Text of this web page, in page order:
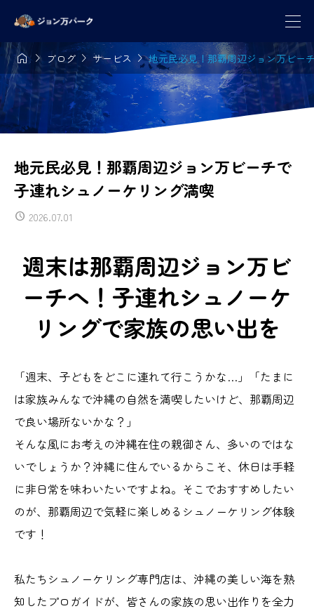
 ブログ サービス 地元民必見！那覇周辺ジョン万ビー
地元民必見！那覇周辺ジョン万ビーチで
子連れシュノーケリング満喫
2026.07.01
週末は那覇周辺ジョン万ビ
ーチへ！子連れシュノーケ
リングで家族の思い出を
「週末、子どもをどこに連れて行こうかな…」「たまに
は家族みんなで沖縄の自然を満喫したいけど、那覇周辺
で良い場所ないかな？」
そんな風にお考えの沖縄在住の親御さん、多いのではな
いでしょうか？沖縄に住んでいるからこそ、休日は手軽
に非日常を味わいたいですよね。そこでおすすめしたい
のが、那覇周辺で気軽に楽しめるシュノーケリング体験
です！
私たちシュノーケリング専門店は、沖縄の美しい海を熟
知したプロガイドが、皆さんの家族の思い出作りを全力